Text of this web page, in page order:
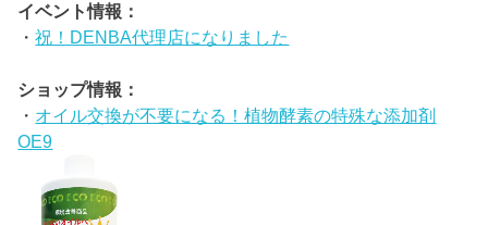
イベント情報：
・祝！DENBA代理店になりました
ショップ情報：
・ オイル交換が不要になる！植物酵素の特殊な添加剤
OE9